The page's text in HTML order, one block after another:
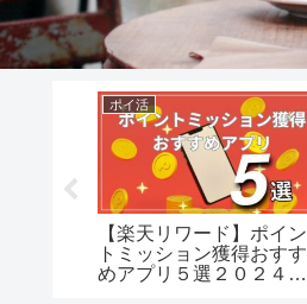
ポイ活
【楽天リワード】ポイン
トミッション獲得おすす
めアプリ５選２０２４年